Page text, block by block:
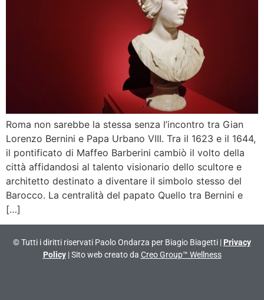
Roma non sarebbe la stessa senza l’incontro tra Gian
Lorenzo Bernini e Papa Urbano VIII. Tra il 1623 e il 1644,
il pontificato di Maffeo Barberini cambiò il volto della
città affidandosi al talento visionario dello scultore e
architetto destinato a diventare il simbolo stesso del
Barocco. La centralità del papato Quello tra Bernini e
[…]
© Tutti i diritti riservati Paolo Ondarza per Biagio Biagetti | Privacy
Policy| Sito web creato da Creo Group™ Wellness